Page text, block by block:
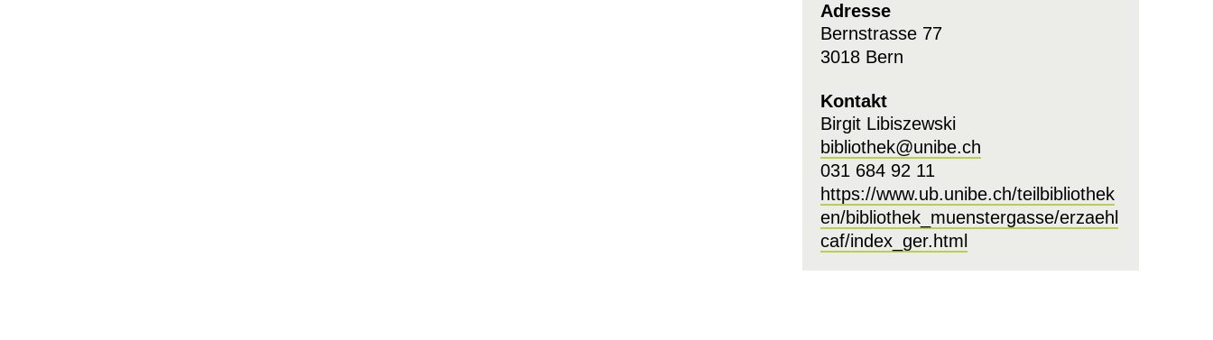
Adresse
Bernstrasse 77
3018 Bern
Kontakt
Birgit Libiszewski
bibliothek@unibe.ch
031 684 92 11
https://www.ub.unibe.ch/teilbibliothek
en/bibliothek_muenstergasse/erzaehl
caf/index_ger.html